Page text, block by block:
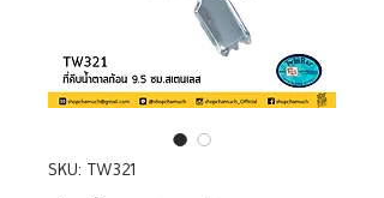
SKU: TW321